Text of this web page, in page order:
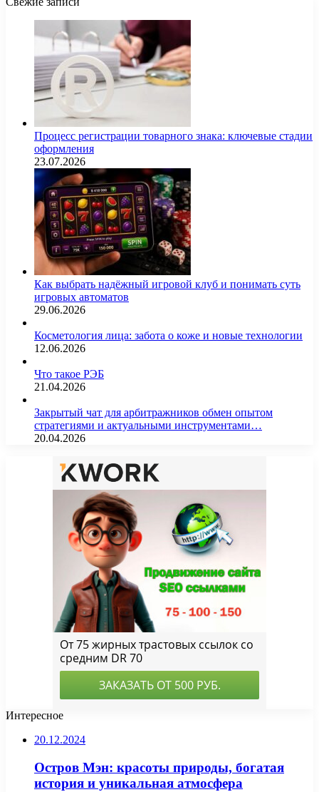
Процесс регистрации товарного знака: ключевые стадии
оформления
23.07.2026
Как выбрать надёжный игровой клуб и понимать суть
игровых автоматов
29.06.2026
Косметология лица: забота о коже и новые технологии
12.06.2026
Что такое РЭБ
21.04.2026
Закрытый чат для арбитражников обмен опытом
стратегиями и актуальными инструментами…
20.04.2026
Интересное
20.12.2024
Остров Мэн: красоты природы, богатая
история и уникальная атмосфера